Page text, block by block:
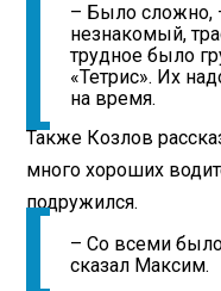
– Было сложно,
незнакомый,
трудное было
«Тетрис». Их
на время.
Также Козлов
много хороших
подружился.
– Со всеми
сказал Максим.